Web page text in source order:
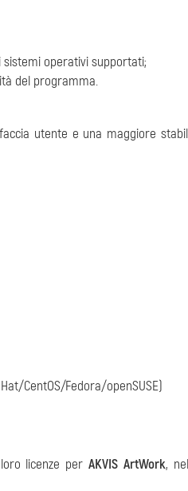
operativi supportati;
del programma.
utente e una maggiore
CentOS/Fedora/openSUSE)
licenze perAKVIS ArtWork,